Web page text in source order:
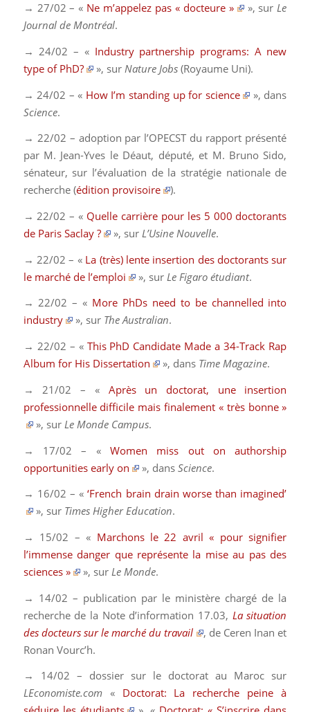
→ 27/02 – « Ne m’appelez pas « docteure » », surLe
Journal de Montréal.
→ 24/02 – « Industry partnership programs: A new
type of PhD?
», sur Nature Jobs(Royaume Uni).
→ 24/02 – « How I’m standing up for science
», dans
Science.
→ 22/02 – adoption par l’OPECST du rapport présenté
par M. Jean-Yves le Déaut, député, et M. Bruno Sido,
sénateur, sur l’évaluation de la stratégie nationale de
recherche (édition provisoire
).
→ 22/02 – « Quelle carrière pour les 5 000 doctorants
de Paris Saclay ?
», surL’Usine Nouvelle.
→ 22/02 – « La (très) lente insertion des doctorants sur
le marché de l’emploi
», sur Le Figaro étudiant.
→ 22/02 – « More PhDs need to be channelled into
industry
», sur The Australian.
→ 22/02 – « This PhD Candidate Made a 34-Track Rap
Album for His Dissertation
», dans Time Magazine.
→ 21/02 – « Après un doctorat, une insertion
professionnelle difficile mais finalement « très bonne »
», sur Le Monde Campus.
→ 17/02 – « Women miss out on authorship
opportunities early on
», dansScience.
→ 16/02 – «‘French brain drain worse than imagined’
», sur Times Higher Education.
→ 15/02 – « Marchons le 22 avril « pour signifier
l’immense danger que représente la mise au pas des
sciences »
», sur Le Monde.
→ 14/02 – publication par le ministère chargé de la
recherche de la Note d’information 17.03, La situation
des docteurs sur le marché du travail
, de Ceren Inan et
Ronan Vourc’h.
→ 14/02 – dossier sur le doctorat au Maroc sur
LEconomiste.com« Doctorat: La recherche peine à